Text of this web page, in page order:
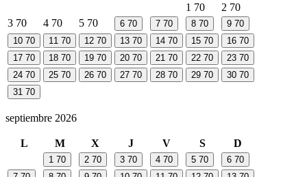
1 70 2 70
3 70 4 70 5 70 6 70 7 70 8 70 9 70
10 70 11 70 12 70 13 70 14 70 15 70 16 70
17 70 18 70 19 70 20 70 21 70 22 70 23 70
24 70 25 70 26 70 27 70 28 70 29 70 30 70
31 70
septiembre 2026
L M X J V S D
1 70 2 70 3 70 4 70 5 70 6 70